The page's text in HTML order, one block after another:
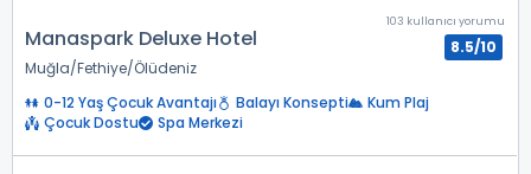
Manaspark Deluxe Hotel
Muğla Fethiye Ölüdeniz
103 kullanıcı yorumu
8.5/10
0-12 Yaş Çocuk Avantajı Balayı Konsepti
Kum Plaj
Çocuk Dostu
Spa Merkezi